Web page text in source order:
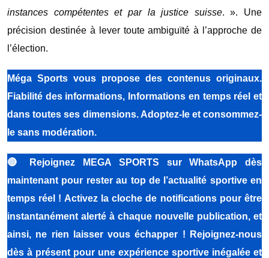
instances compétentes et par la justice suisse. ». Une
précision destinée à lever toute ambiguïté à l’approche de
l’élection.
Méga Sports vous propose des contenus originaux.
Fiabilité des informations, Informations en temps réel et
dans toutes ses dimensions. Adoptez-le et consommez-
le sans modération.
🔴
Rejoignez MEGA SPORTS sur WhatsApp dès
maintenant pour rester au top de l’actualité sportive en
temps réel ! Activez la cloche de notifications pour être
instantanément alerté à chaque nouvelle publication, et
ainsi, ne rien laisser vous échapper ! Rejoignez-nous
dès à présent pour une expérience sportive inégalée et